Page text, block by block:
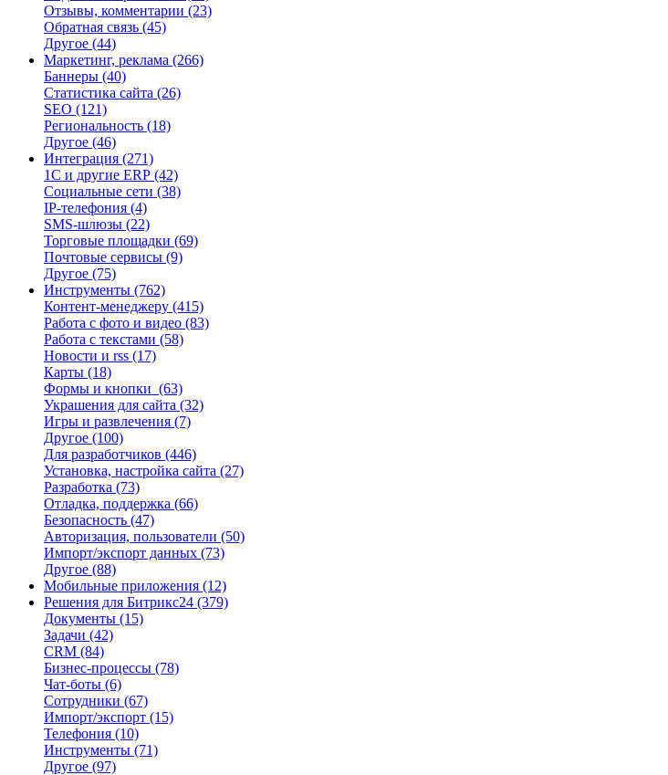
Отзывы, комментарии (23)
Обратная связь (45)
Другое (44)
Маркетинг, реклама (266)
Баннеры (40)
Статистика сайта (26)
SEO (121)
Региональность (18)
Другое (46)
Интеграция (271)
1С и другие ERP (42)
Социальные сети (38)
IP-телефония (4)
SMS-шлюзы (22)
Торговые площадки (69)
Почтовые сервисы (9)
Другое (75)
Инструменты (762)
Контент-менеджеру (415)
Работа с фото и видео (83)
Работа с текстами (58)
Новости и rss (17)
Карты (18)
Формы и кнопки (63)
Украшения для сайта (32)
Игры и развлечения (7)
Другое (100)
Для разработчиков (446)
Установка, настройка сайта (27)
Разработка (73)
Отладка, поддержка (66)
Безопасность (47)
Авторизация, пользователи (50)
Импорт/экспорт данных (73)
Другое (88)
Мобильные приложения (12)
Решения для Битрикс24 (379)
Документы (15)
Задачи (42)
CRM (84)
Бизнес-процессы (78)
Чат-боты (6)
Сотрудники (67)
Импорт/экспорт (15)
Телефония (10)
Инструменты (71)
Другое (97)